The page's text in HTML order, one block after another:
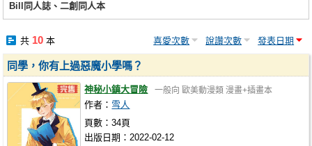
Bill同人誌、二創同人本
共 10本 喜愛次數 說讚次數 發表日期
同學，你有上過惡魔小學嗎？
神秘小鎮大冒險 一般向 歐美動漫類 漫畫+插畫本
作者： 雪人
頁數：34頁
出版日期：2022-02-12